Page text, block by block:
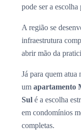
pode ser a escolha
A região se
infraestrutura
abrir mão da
Já para quem atua
um apartamento
Sul é a escolha
em condomínios
completas.